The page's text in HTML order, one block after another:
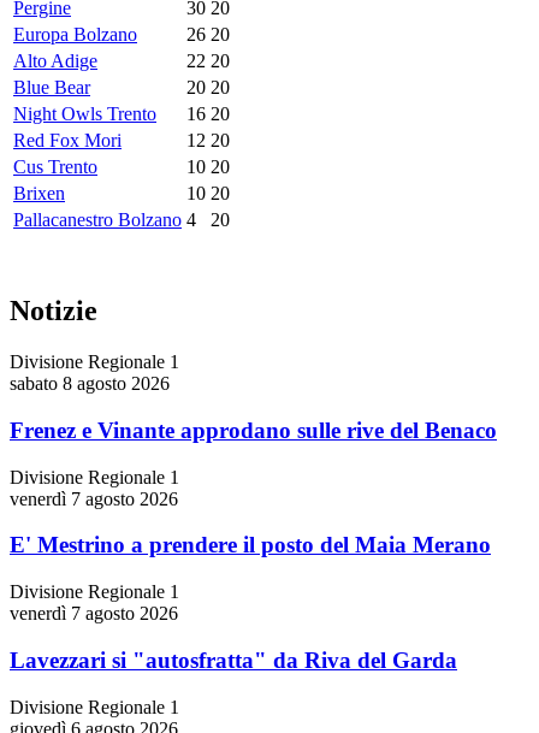
Pergine 30 20
Europa Bolzano
26 20
Alto Adige
22 20
Blue Bear
20 20
Night Owls Trento
16 20
Red Fox Mori
12 20
Cus Trento
10 20
Brixen
10 20
Pallacanestro Bolzano 4 20
Notizie
Divisione Regionale 1
sabato 8 agosto 2026
Frenez e Vinante approdano sulle rive del Benaco
Divisione Regionale 1
venerdì 7 agosto 2026
E' Mestrino a prendere il posto del Maia Merano
Divisione Regionale 1
venerdì 7 agosto 2026
Lavezzari si "autosfratta" da Riva del Garda
Divisione Regionale 1
giovedì 6 agosto 2026